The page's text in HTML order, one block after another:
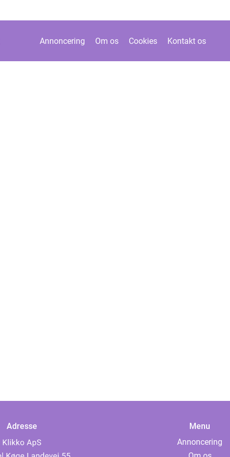
Annoncering Om os Cookies Kontakt os
Adresse
Menu
Annoncering